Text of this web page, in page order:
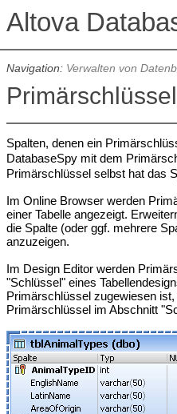
Navigation: Verwalten von
Primärschlüssel
Spalten, denen ein
DatabaseSpy mit dem
Primärschlüssel selbst hat das
Im Online Browser werden
einer Tabelle angezeigt.
die Spalte (oder ggf. mehrere
anzuzeigen.
Im Design Editor werden
"Schlüssel" eines
Primärschlüssel zugewiesen
Primärschlüssel im Abschnitt